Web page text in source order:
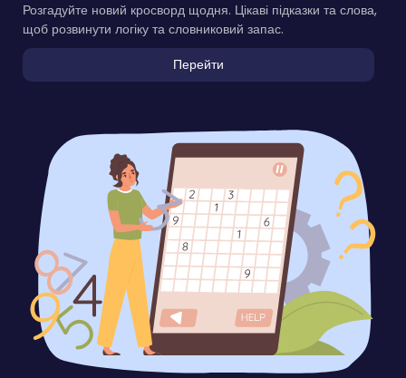
Розгадуйте новий кросворд щодня. Цікаві підказки та слова,
щоб розвинути логіку та словниковий запас.
Перейти